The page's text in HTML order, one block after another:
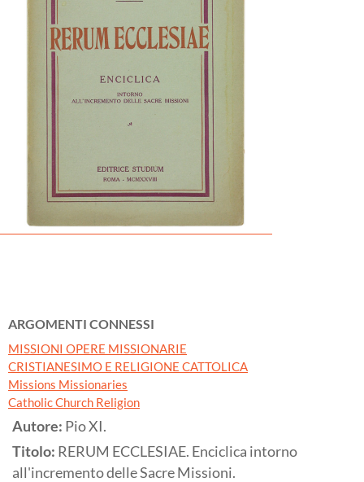
ARGOMENTI CONNESSI
MISSIONI OPERE MISSIONARIE
CRISTIANESIMO E RELIGIONE CATTOLICA
Missions Missionaries
Catholic Church Religion
Autore: Pio XI.
Titolo: RERUM ECCLESIAE. Enciclica intorno
all'incremento delle Sacre Missioni.